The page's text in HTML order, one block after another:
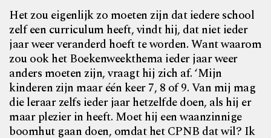
Het zou eigenlijk zo moeten zijn dat iedere school
zelf een curriculum heeft, vindt hij, dat niet ieder
jaar weer veranderd hoeft te worden. Want waarom
zou ook het Boekenweekthema ieder jaar weer
anders moeten zijn, vraagt hij zich af. ‘Mijn
kinderen zijn maar één keer 7, 8 of 9. Van mij mag
die leraar zelfs ieder jaar hetzelfde doen, als hij er
maar plezier in heeft. Moet hij een waanzinnige
boomhut gaan doen, omdat het CPNB dat wil? Ik